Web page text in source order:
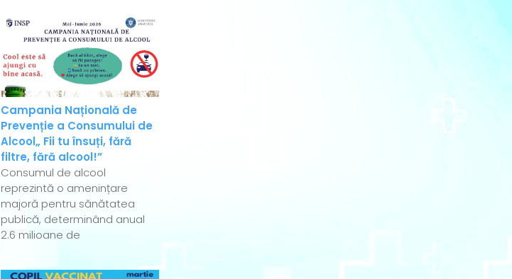
Campania Națională de
Prevenție a Consumului de
Alcool„ Fii tu însuți, fără
filtre, fără alcool!”
Consumul de alcool
reprezintă o amenințare
majoră pentru sănătatea
publică, determinând anual
2.6 milioane de